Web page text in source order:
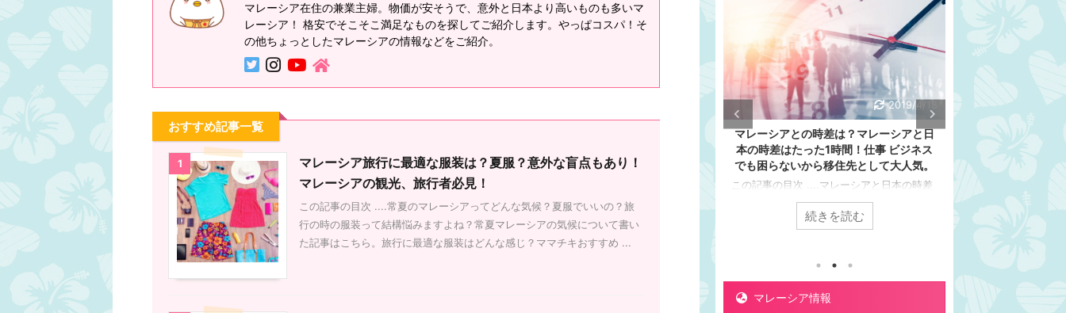
マレーシア在住の兼業主婦。物価が安そうで、意外と日本より高いものも多いマ
レーシア！ 格安でそこそこ満足なものを探してご紹介します。やっぱコスパ！そ
の他ちょっとしたマレーシアの情報などをご紹介。
おすすめ記事一覧
1
マレーシア旅行に最適な服装は？夏服？意外な盲点もあり！
マレーシアの観光、旅行者必見！
この記事の目次 ....常夏のマレーシアってどんな気候？夏服でいいの？旅
行の時の服装って結構悩みますよね？常夏マレーシアの気候について書い
た記事はこちら。旅行に最適な服装はどんな感じ？ママチキおすすめ ...
は？マレーシアの電圧は日本と違いま
す。マレーシアの観光、旅行者必見！
この記事の目次 ....マレーシアでもスマホを
充電したいな～と思いますよね？そのままで
は充電できません。マレーシアの電圧は日本
と違います。マレーシアの電圧の電圧、周波
数、プラグの違いについてまとめました。マ
レーシアのコンセントのプラグの形も日本と
続きを読む
光、旅行者必見！
ギットお札の種類は6種類！（リンギット）
硬貨の種類は4種類！（セン）PCだとサイド
メニューに、スマホだとフッター近くに為替
情報があります。為替情報 1 マレーシア
しだけにしておきましょうミッドバレーのメ
ガモールなどのたくさん人が並んでいる両替
続きを読む
2019/4/18
マレーシアとの時差は？マレーシアと日
本の時差はたった1時間！仕事 ビジネス
でも困らないから移住先として大人気。
この記事の目次 ....マレーシアと日本の時差
は1時間。マレーシアの方が日本より1時間遅
い日本からクアラルンプールまで飛行機で7
時間かかるけど時差は1時間。マレーシアが
る人もたくさんいる理由。ビジネスでリアル
タイムに連絡が取れるのは利点。ミーティン
続きを読む
変圧器は？コン
は？マレーシア
す。マレーシア
この記事の目次 ....
充電したいな～と思
は充電できません。
と違います。マレー
数、プラグの違いに
レーシアのコンセン
違います。プラグの
本のプラグの形状
状 このスイッチ、と
続
マレーシア情報